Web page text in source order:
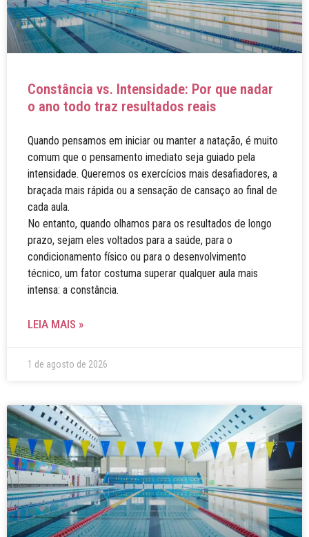
Constância vs. Intensidade: Por que nadar
o ano todo traz resultados reais
Quando pensamos em iniciar ou manter a natação, é muito
comum que o pensamento imediato seja guiado pela
intensidade. Queremos os exercícios mais desafiadores, a
braçada mais rápida ou a sensação de cansaço ao final de
cada aula.
No entanto, quando olhamos para os resultados de longo
prazo, sejam eles voltados para a saúde, para o
condicionamento físico ou para o desenvolvimento
técnico, um fator costuma superar qualquer aula mais
intensa: a constância.
LEIA MAIS »
1 de agosto de 2026